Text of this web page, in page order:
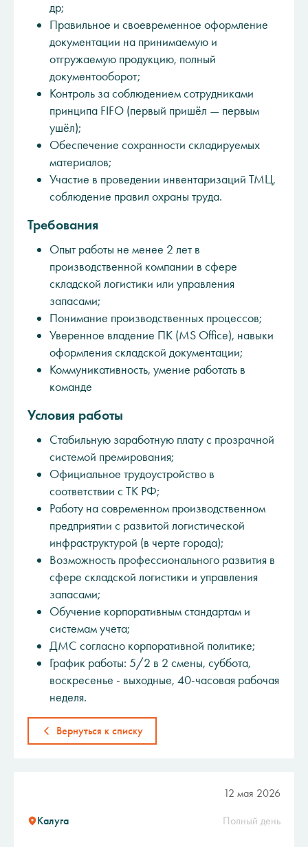
др;
Правильное и своевременное оформление
документации на принимаемую и
отгружаемую продукцию, полный
документооборот;
Контроль за соблюдением сотрудниками
принципа FIFO (первый пришёл — первым
ушёл);
Обеспечение сохранности складируемых
материалов;
Участие в проведении инвентаризаций ТМЦ,
соблюдение правил охраны труда.
Требования
Опыт работы не менее 2 лет в
производственной компании в сфере
складской логистики или управления
запасами;
Понимание производственных процессов;
Уверенное владение ПК (MS Office), навыки
оформления складской документации;
Коммуникативность, умение работать в
команде
Условия работы
Стабильную заработную плату с прозрачной
системой премирования;
Официальное трудоустройство в
соответствии с ТК РФ;
Работу на современном производственном
предприятии с развитой логистической
инфраструктурой (в черте города);
Возможность профессионального развития в
сфере складской логистики и управления
запасами;
Обучение корпоративным стандартам и
системам учета;
ДМС согласно корпоративной политике;
График работы: 5/2 в 2 смены, суббота,
воскресенье - выходные, 40-часовая рабочая
неделя.
Вернуться к списку
12 мая 2026
Калуга Полный день